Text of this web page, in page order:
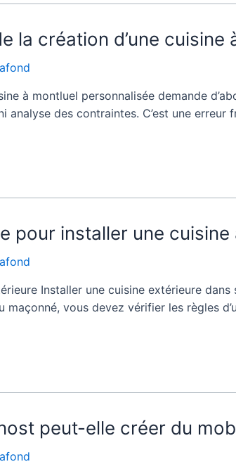
la création d’une cuisine
à montluel personnalisée demande
des contraintes. C’est une
pour installer une
Installer une cuisine extérieure
vous devez vérifier les règles
peut-elle créer du